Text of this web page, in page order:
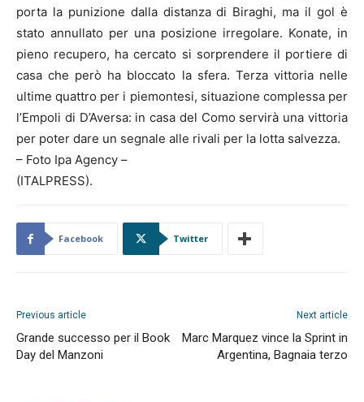
porta la punizione dalla distanza di Biraghi, ma il gol è
stato annullato per una posizione irregolare. Konate, in
pieno recupero, ha cercato si sorprendere il portiere di
casa che però ha bloccato la sfera. Terza vittoria nelle
ultime quattro per i piemontesi, situazione complessa per
l’Empoli di D’Aversa: in casa del Como servirà una vittoria
per poter dare un segnale alle rivali per la lotta salvezza.
– Foto Ipa Agency –
(ITALPRESS).
Facebook Twitter
Previous article
Grande successo per il Book
Day del Manzoni
Next article
Marc Marquez vince la Sprint in
Argentina, Bagnaia terzo